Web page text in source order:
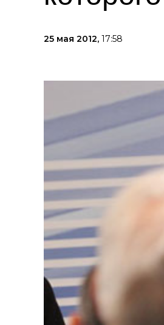
25 мая 2012, 17:58